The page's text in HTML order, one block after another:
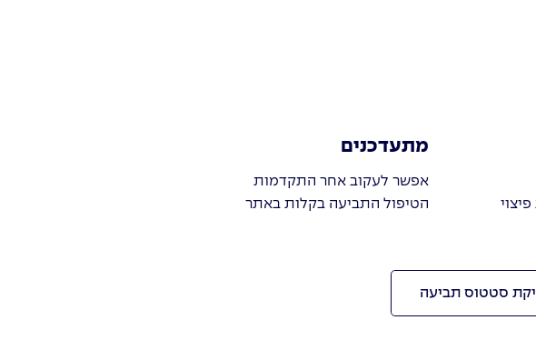
מתעדכנים
אפשר לעקוב אחר התקדמות
הטיפול התביעה בקלות באתר
סטטוס תביעה